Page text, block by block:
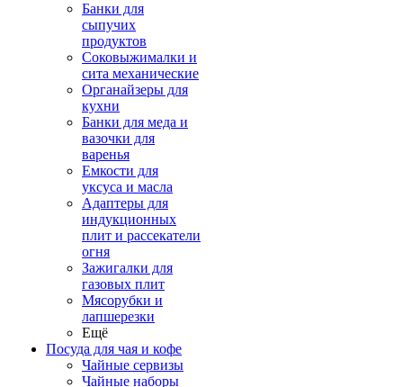
Банки для
сыпучих
продуктов
Соковыжималки и
сита механические
Органайзеры для
кухни
Банки для меда и
вазочки для
варенья
Емкости для
уксуса и масла
Адаптеры для
индукционных
плит и рассекатели
огня
Зажигалки для
газовых плит
Мясорубки и
лапшерезки
Ещё
Посуда для чая и кофе
Чайные сервизы
Чайные наборы